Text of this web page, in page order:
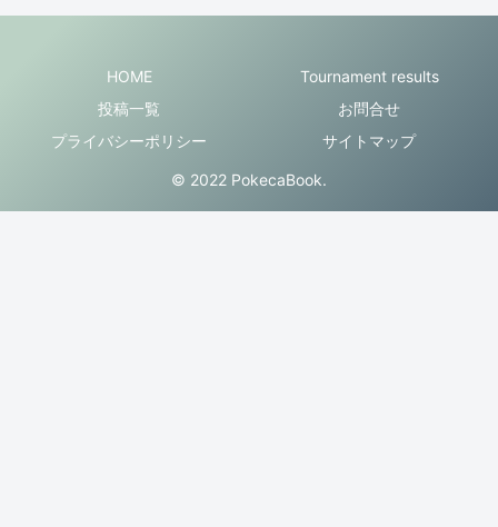
HOME
Tournament results
投稿一覧
お問合せ
プライバシーポリシー
サイトマップ
© 2022 PokecaBook.